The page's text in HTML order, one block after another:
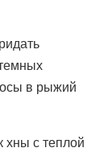
в рыжий
хны с теплой